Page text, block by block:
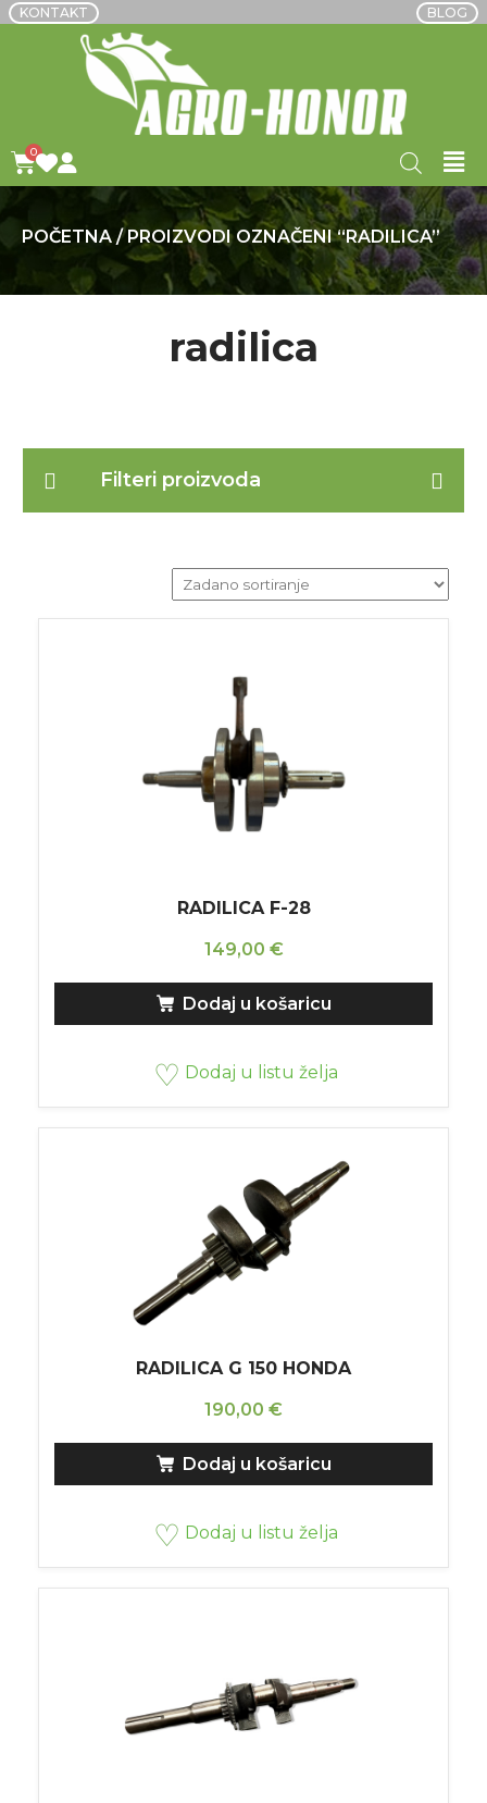
KONTAKT BLOG
POČETNA / PROIZVODI OZNAČENI “RADILICA”
radilica
Filteri proizvoda
RADILICA F-28
149,00 €
Dodaj u košaricu
Dodaj u listu želja
RADILICA G 150 HONDA
190,00 €
Dodaj u košaricu
Dodaj u listu želja